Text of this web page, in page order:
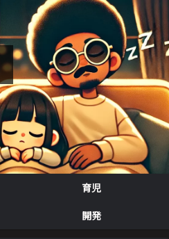
育児
開発